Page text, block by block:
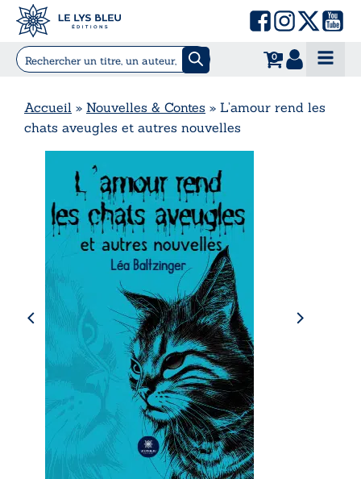
0
Accueil » Nouvelles & Contes » L’amour rend les
chats aveugles et autres nouvelles